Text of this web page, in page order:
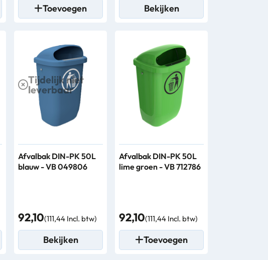
Toevoegen Bekijken
Tijdelijk niet
leverbaar
Afvalbak DIN-PK 50L
blauw - VB 049806
92,10(111,44 Incl. btw)
Bekijken
Afvalbak DIN-PK 50L
lime groen - VB 712786
92,10(111,44 Incl. btw)
Toevoegen